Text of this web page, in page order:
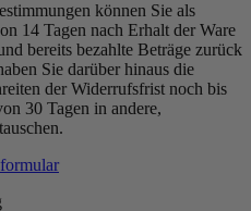
können Sie als
14 Tagen nach Erhalt der Ware
bereits bezahlte Beträge zurück
Sie darüber hinaus die
der Widerrufsfrist noch bis
30 Tagen in andere,